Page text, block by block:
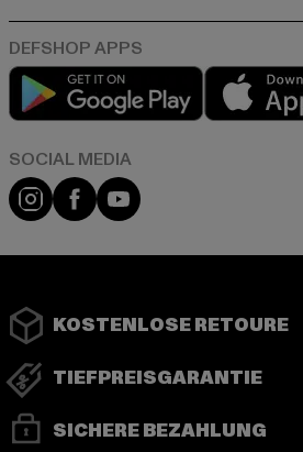
Play market
Instagram
FacebookYouTube
KOSTENLOSE RETOURE
TIEFPREISGARANTIE
SICHERE BEZAHLUNG